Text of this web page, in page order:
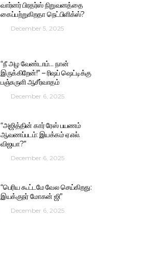
வார்னர் பிரதர்ஸ் நிறுவனத்தை
கைப்பற்றுகிறதா நெட்பிளிக்ஸ்?
December 5, 2025
“நீ அழ வேண்டாம்… நான்
இருக்கிறேன்!” – ரிஷப் ஷெட்டிக்கு
பஞ்சுருளி ஆசீர்வாதம்
December 6, 2025
“அஜித்தின் கார் ரேஸ் பயணம்
ஆவணப்படம்: இயக்கம் ஏ.எல்.
விஜயா?”
December 6, 2025
“பெரிய கூட்டமே வேல செய்கிறது:
இயக்குநர் மோகன் ஜி”
December 6, 2025